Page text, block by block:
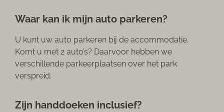
Waar kan ik mijn auto parkeren?
U kunt uw auto parkeren bij de accommodatie.
Komt u met 2 auto’s? Daarvoor hebben we
verschillende parkeerplaatsen over het park
verspreid.
Zijn handdoeken inclusief?